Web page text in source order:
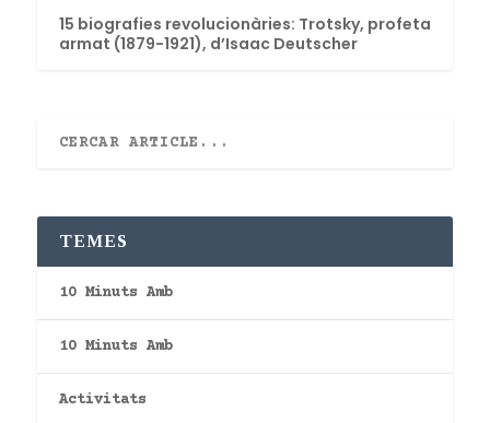
15 biografies revolucionàries: Trotsky, profeta
armat (1879-1921), d’Isaac Deutscher
TEMES
10 Minuts Amb
10 Minuts Amb
Activitats